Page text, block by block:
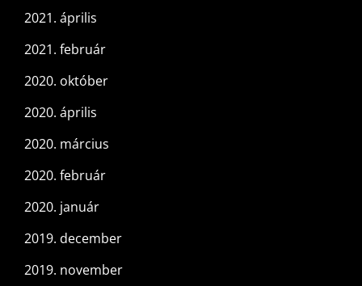
2021. április
2021. február
2020. október
2020. április
2020. március
2020. február
2020. január
2019. december
2019. november